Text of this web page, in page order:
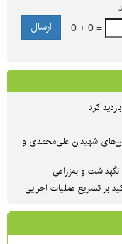
0 + 0 =
شهیدان علی‌محمدی و
و به‌زراعی
بر تسریع عملیات اجرایی